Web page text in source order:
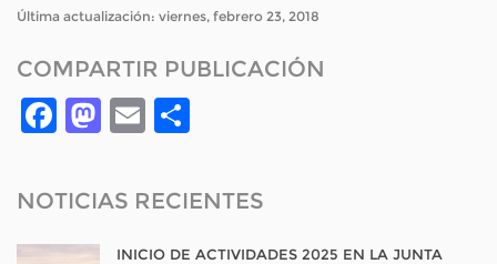
Última actualización: viernes, febrero 23, 2018
COMPARTIR PUBLICACIÓN
Facebook
Mastodon
Email
NOTICIAS RECIENTES
INICIO DE ACTIVIDADES 2025 EN LA JUNTA